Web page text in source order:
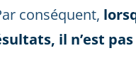
conséquent,
il n’est